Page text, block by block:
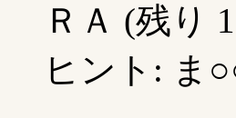
ＲＡ (残り
ヒント: ま